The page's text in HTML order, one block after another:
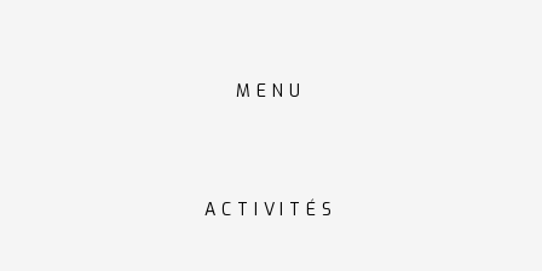
MENU
ACTIVITÉS